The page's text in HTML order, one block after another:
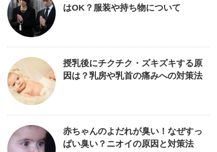
はOK？服装や持ち物について
授乳後にチクチク・ズキズキする原
因は？乳房や乳首の痛みへの対策法
赤ちゃんのよだれが臭い！なぜすっ
ぱい臭い？ニオイの原因と対策法